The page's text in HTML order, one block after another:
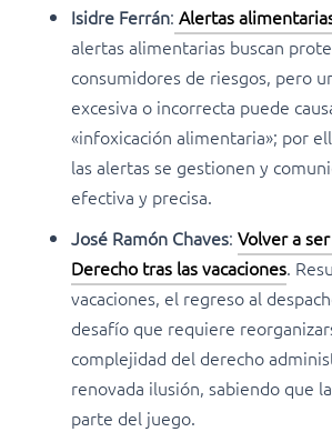
Isidre Ferrán: Alertas
alertas alimentarias buscan
consumidores de riesgos, pero
excesiva o incorrecta puede
«infoxicación alimentaria»; por
las alertas se gestionen y
efectiva y precisa.
José Ramón Chaves:Volver a
Derecho tras las vacaciones.
vacaciones, el regreso al
desafío que requiere
complejidad del derecho
renovada ilusión, sabiendo que
parte del juego.